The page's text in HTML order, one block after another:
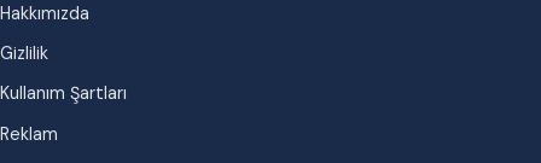
Hakkımızda
Gizlilik
Kullanım Şartları
Reklam